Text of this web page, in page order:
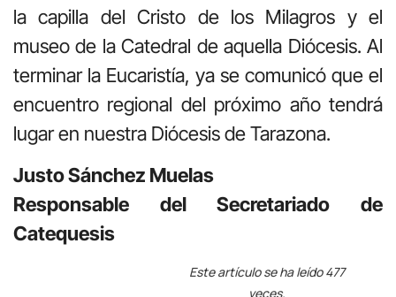
la capilla del Cristo de los Milagros y el
museo de la Catedral de aquella Diócesis. Al
terminar la Eucaristía, ya se comunicó que el
encuentro regional del próximo año tendrá
lugar en nuestra Diócesis de Tarazona.
Justo Sánchez Muelas
Responsable del Secretariado de
Catequesis
Este artículo se ha leído 477
veces.